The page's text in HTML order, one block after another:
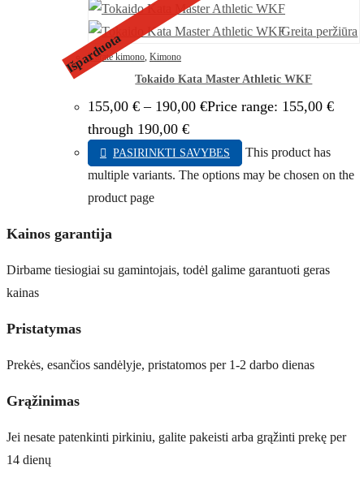
Išparduota Greita peržiūra
Karate kimono, Kimono
Tokaido Kata Master Athletic WKF
155,00 € – 190,00 €Price range: 155,00 €
through 190,00 €
PASIRINKTI SAVYBES
This product has
multiple variants. The options may be chosen on the
product page
Kainos garantija
Dirbame tiesiogiai su gamintojais, todėl galime garantuoti geras
kainas
Pristatymas
Prekės, esančios sandėlyje, pristatomos per 1-2 darbo dienas
Grąžinimas
Jei nesate patenkinti pirkiniu, galite pakeisti arba grąžinti prekę per
14 dienų